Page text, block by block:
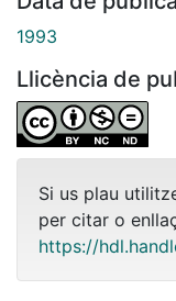
1993
Llicència de
Si us plau
per citar o
https://